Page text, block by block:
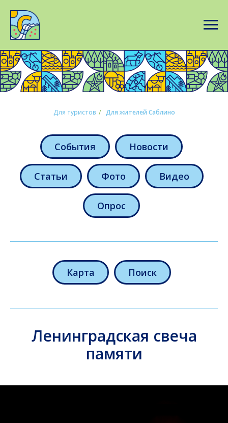
Для туристов / Для жителей Саблино
События Новости
Статьи Фото Видео
Опрос
Карта Поиск
Ленинградская свеча
памяти